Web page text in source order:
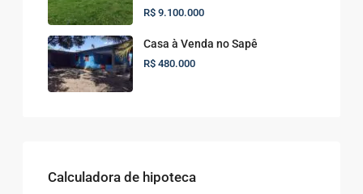
R$ 9.100.000
Casa à Venda no Sapê
R$ 480.000
Calculadora de hipoteca